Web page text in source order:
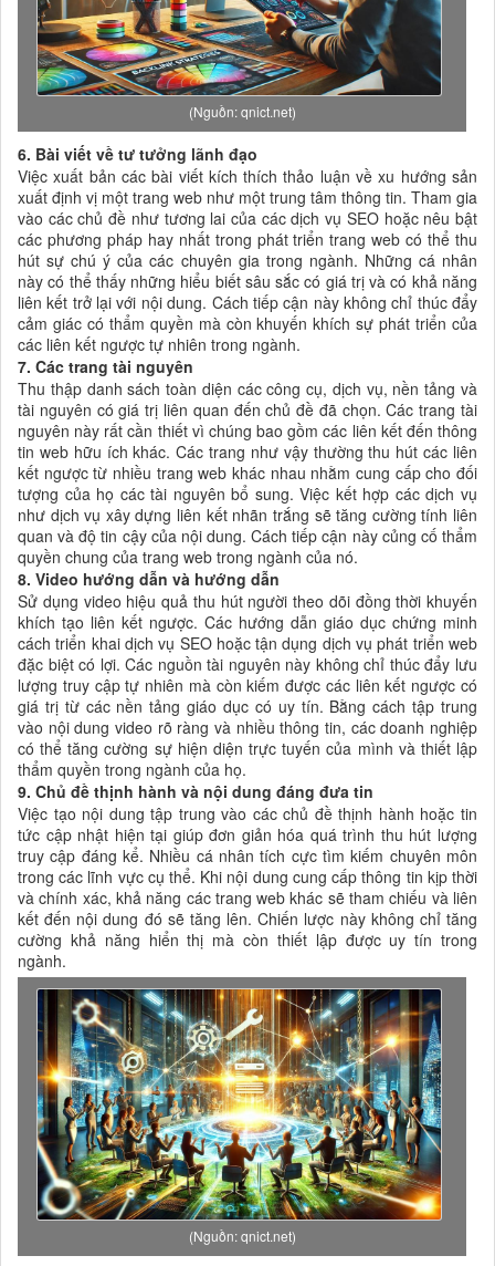
(Nguồn: qnict.net)
6. Bài viết về tư tưởng lãnh đạo
Việc xuất bản các bài viết kích thích thảo luận về xu hướng sản
xuất định vị một trang web như một trung tâm thông tin. Tham gia
vào các chủ đề như tương lai của các dịch vụ SEO hoặc nêu bật
các phương pháp hay nhất trong phát triển trang web có thể thu
hút sự chú ý của các chuyên gia trong ngành. Những cá nhân
này có thể thấy những hiểu biết sâu sắc có giá trị và có khả năng
liên kết trở lại với nội dung. Cách tiếp cận này không chỉ thúc đẩy
cảm giác có thẩm quyền mà còn khuyến khích sự phát triển của
các liên kết ngược tự nhiên trong ngành.
7. Các trang tài nguyên
Thu thập danh sách toàn diện các công cụ, dịch vụ, nền tảng và
tài nguyên có giá trị liên quan đến chủ đề đã chọn. Các trang tài
nguyên này rất cần thiết vì chúng bao gồm các liên kết đến thông
tin web hữu ích khác. Các trang như vậy thường thu hút các liên
kết ngược từ nhiều trang web khác nhau nhằm cung cấp cho đối
tượng của họ các tài nguyên bổ sung. Việc kết hợp các dịch vụ
như dịch vụ xây dựng liên kết nhãn trắng sẽ tăng cường tính liên
quan và độ tin cậy của nội dung. Cách tiếp cận này củng cố thẩm
quyền chung của trang web trong ngành của nó.
8. Video hướng dẫn và hướng dẫn
Sử dụng video hiệu quả thu hút người theo dõi đồng thời khuyến
khích tạo liên kết ngược. Các hướng dẫn giáo dục chứng minh
cách triển khai dịch vụ SEO hoặc tận dụng dịch vụ phát triển web
đặc biệt có lợi. Các nguồn tài nguyên này không chỉ thúc đẩy lưu
lượng truy cập tự nhiên mà còn kiếm được các liên kết ngược có
giá trị từ các nền tảng giáo dục có uy tín. Bằng cách tập trung
vào nội dung video rõ ràng và nhiều thông tin, các doanh nghiệp
có thể tăng cường sự hiện diện trực tuyến của mình và thiết lập
thẩm quyền trong ngành của họ.
9. Chủ đề thịnh hành và nội dung đáng đưa tin
Việc tạo nội dung tập trung vào các chủ đề thịnh hành hoặc tin
tức cập nhật hiện tại giúp đơn giản hóa quá trình thu hút lượng
truy cập đáng kể. Nhiều cá nhân tích cực tìm kiếm chuyên môn
trong các lĩnh vực cụ thể. Khi nội dung cung cấp thông tin kịp thời
và chính xác, khả năng các trang web khác sẽ tham chiếu và liên
kết đến nội dung đó sẽ tăng lên. Chiến lược này không chỉ tăng
cường khả năng hiển thị mà còn thiết lập được uy tín trong
ngành.
(Nguồn: qnict.net)